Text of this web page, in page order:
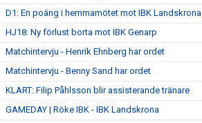
D1: En poäng i hemmamötet mot IBK Landskrona
HJ18: Ny förlust borta mot IBK Genarp
Matchintervju - Henrik Ehnberg har ordet
Matchintervju - Benny Sand har ordet
KLART: Filip Påhlsson blir assisterande tränare
GAMEDAY | Röke IBK - IBK Landskrona